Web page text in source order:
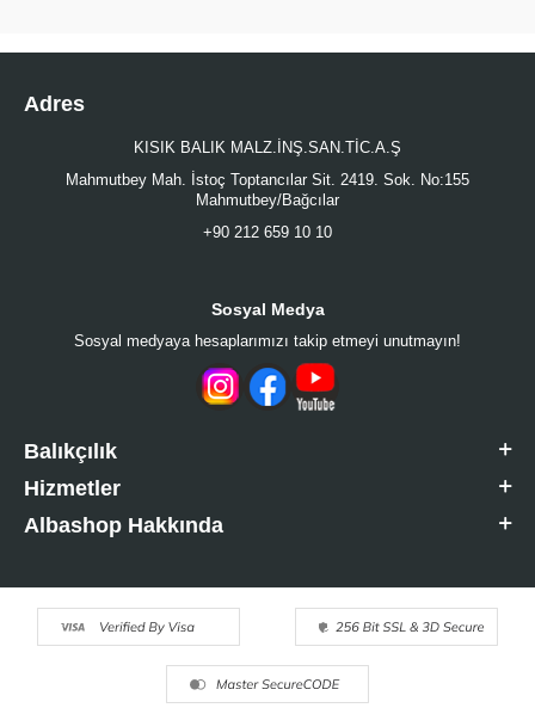
Adres
KISIK BALIK MALZ.İNŞ.SAN.TİC.A.Ş
Mahmutbey Mah. İstoç Toptancılar Sit. 2419. Sok. No:155
Mahmutbey/Bağcılar
+90 212 659 10 10
Sosyal Medya
Sosyal medyaya hesaplarımızı takip etmeyi unutmayın!
Balıkçılık
Hizmetler
Albashop Hakkında